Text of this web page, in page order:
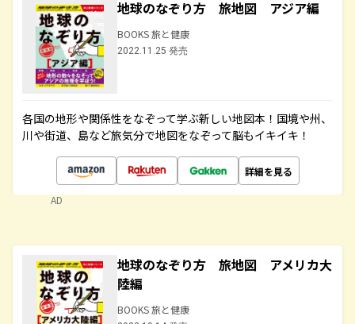
地球のなぞり方 旅地図 アジア編
BOOKS 旅と健康
2022.11.25 発売
各国の地形や関係性をなぞって学ぶ新しい地図本！国境や州、
川や街道、島など旅気分で地図をなぞって脳もイキイキ！
詳細を見る
AD
地球のなぞり方 旅地図 アメリカ大
陸編
BOOKS 旅と健康